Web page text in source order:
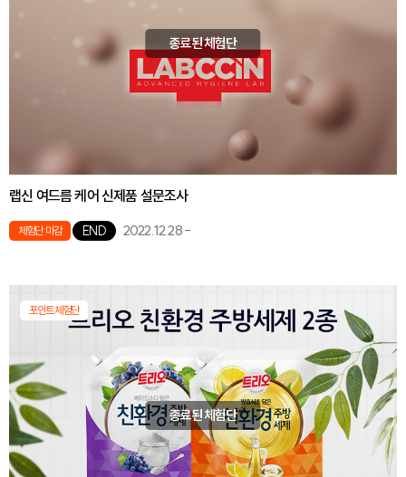
종료된 체험단
랩신 여드름 케어 신제품 설문조사
체험단 마감 END 2022.12.28-
포인트체험단
종료된 체험단